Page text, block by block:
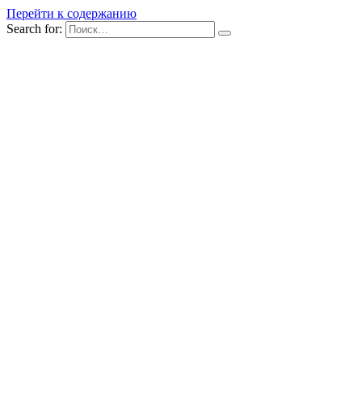
Перейти к содержанию
Search for: